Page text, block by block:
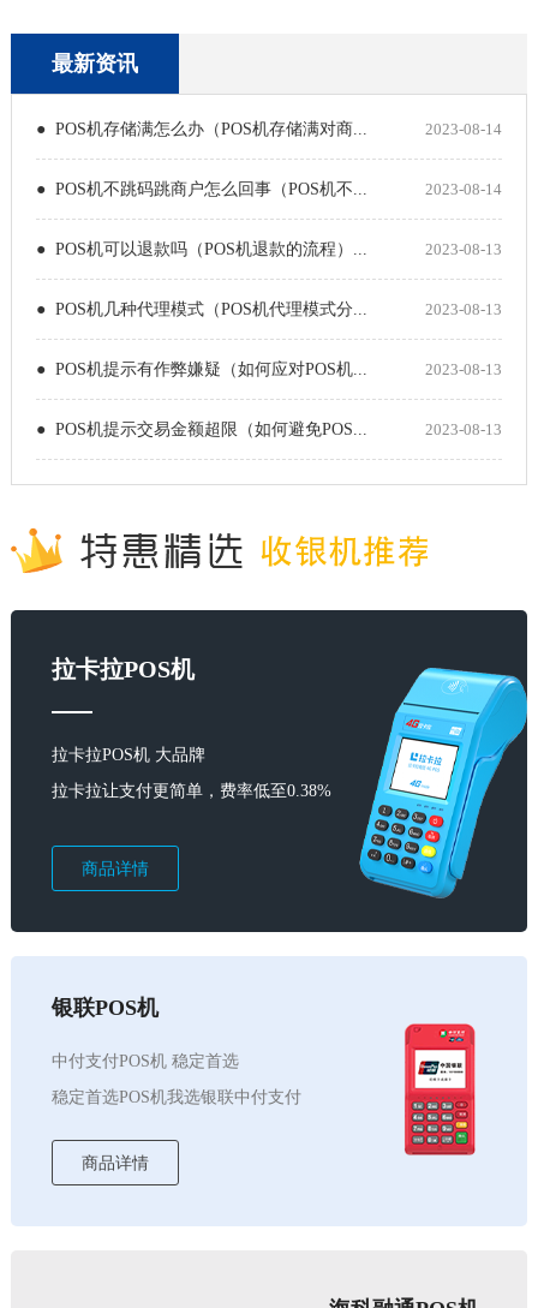
最新资讯
● POS机存储满怎么办（POS机存储满对商... 2023-08-14
● POS机不跳码跳商户怎么回事（POS机不... 2023-08-14
● POS机可以退款吗（POS机退款的流程）... 2023-08-13
● POS机几种代理模式（POS机代理模式分... 2023-08-13
● POS机提示有作弊嫌疑（如何应对POS机... 2023-08-13
● POS机提示交易金额超限（如何避免POS... 2023-08-13
拉卡拉POS机
拉卡拉POS机 大品牌
拉卡拉让支付更简单，费率低至0.38%
商品详情
银联POS机
中付支付POS机 稳定首选
稳定首选POS机我选银联中付支付
商品详情